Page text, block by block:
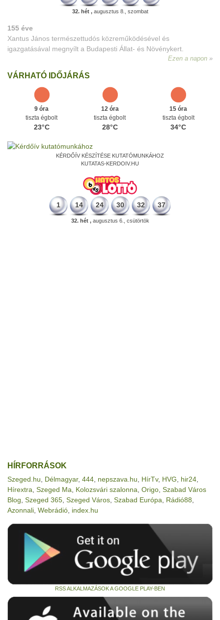
32. hét ,augusztus 8., szombat
155 éve
Xantus János természettudós közreműködésével és
igazgatásával megnyílt a Budapesti Állat- és Növénykert.
Ezen a napon
VÁRHATÓ IDŐJÁRÁS
9 óra
tiszta égbolt
23°C
12 óra
tiszta égbolt
28°C
15 óra
tiszta égbolt
34°C
KÉRDŐÍV KÉSZÍTÉSE KUTATÓMUNKÁHOZ
KUTATAS-KERDOIV.HU
1 14 24 30 32 37
32. hét ,augusztus 6., csütörtök
HÍRFORRÁSOK
Szeged.hu Délmagyar, 444 nepszava.hu HírTv, HVG hir24
Hírextra Szeged Ma Kolozsvári szalonna Origo Szabad Város
Blog Szeged 365 Szeged Város Szabad Európa Rádió88
Azonnali Webrádió index.hu
RSS ALKALMAZÁSOK A GOOGLE PLAY-BEN